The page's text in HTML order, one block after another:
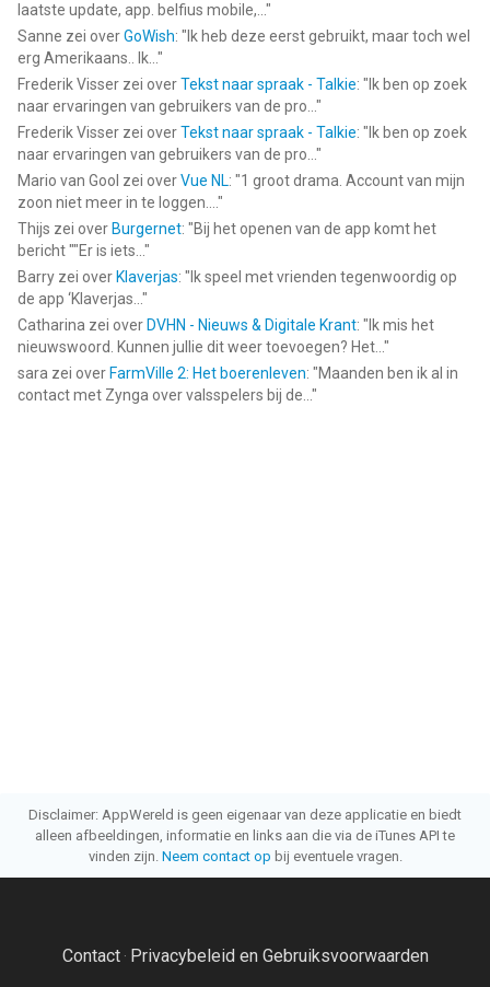
laatste update, app. belfius mobile,... "
Sanne zei overGoWish: " Ik heb deze eerst gebruikt, maar toch wel
erg Amerikaans.. Ik... "
Frederik Visser zei overTekst naar spraak - Talkie: " Ik ben op zoek
naar ervaringen van gebruikers van de pro... "
Frederik Visser zei overTekst naar spraak - Talkie: " Ik ben op zoek
naar ervaringen van gebruikers van de pro... "
Mario van Gool zei overVue NL: "1 groot drama. Account van mijn
zoon niet meer in te loggen.... "
Thijs zei over Burgernet: "Bij het openen van de app komt het
bericht ""Er is iets... "
Barry zei over Klaverjas: " Ik speel met vrienden tegenwoordig op
de app ‘Klaverjas... "
Catharina zei over DVHN - Nieuws & Digitale Krant: " Ik mis het
nieuwswoord. Kunnen jullie dit weer toevoegen? Het... "
sara zei over FarmVille 2: Het boerenleven: "Maanden ben ik al in
contact met Zynga over valsspelers bij de... "
Disclaimer: AppWereld is geen eigenaar van deze applicatie en biedt
alleen afbeeldingen, informatie en links aan die via de iTunes API te
vinden zijn. Neem contact op bij eventuele vragen.
Contact· Privacybeleid en Gebruiksvoorwaarden